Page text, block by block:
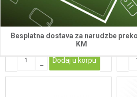
Besplatna dostava za narudzbe
KM
14,00
Dodaj u korpu
13,00